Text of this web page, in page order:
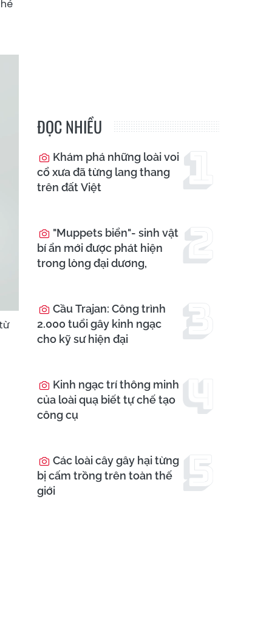
ĐỌC NHIỀU
Khám phá những loài voi
cổ xưa đã từng lang thang
trên đất Việt
"Muppets biển"- sinh vật
bí ẩn mới được phát hiện
trong lòng đại dương,
Cầu Trajan: Công trình
2.000 tuổi gây kinh ngạc
cho kỹ sư hiện đại
Kinh ngạc trí thông minh
của loài quạ biết tự chế tạo
công cụ
Các loài cây gây hại từng
bị cấm trồng trên toàn thế
giới